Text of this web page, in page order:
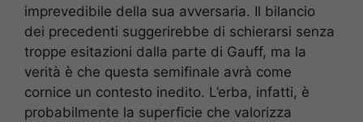
imprevedibile della sua avversaria. Il bilancio
dei precedenti suggerirebbe di schierarsi senza
troppe esitazioni dalla parte di Gauff, ma la
verità è che questa semifinale avrà come
cornice un contesto inedito. L’erba, infatti, è
probabilmente la superficie che valorizza